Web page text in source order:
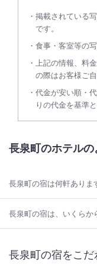
掲載されている
です。
食事・客室等の
上記の情報、料
の際はお客様ご
代金が安い順・
りの代金を基準
長泉町のホテル
長泉町の宿は何軒ありま
長泉町の宿は、いくらか
長泉町の宿をこ